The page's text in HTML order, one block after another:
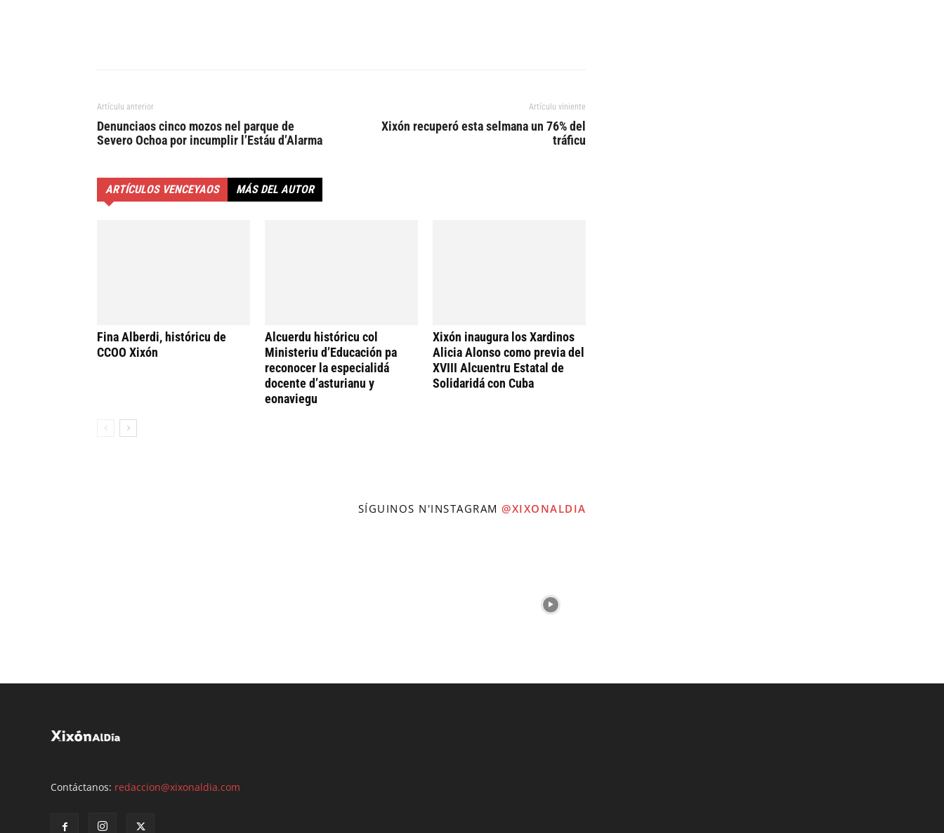
Artículu anterior
Denunciaos cinco mozos nel parque de
Severo Ochoa por incumplir l’Estáu d’Alarma
Artículu viniente
Xixón recuperó esta selmana un 76% del
tráficu
ARTÍCULOS VENCEYAOS MÁS DEL AUTOR
Fina Alberdi, históricu de
CCOO Xixón
Alcuerdu históricu col
Ministeriu d’Educación pa
reconocer la especialidá
docente d’asturianu y
eonaviegu
Xixón inaugura los Xardinos
Alicia Alonso como previa del
XVIII Alcuentru Estatal de
Solidaridá con Cuba
SÍGUINOS N'INSTAGRAM @XIXONALDIA
Contáctanos: redaccion@xixonaldia.com